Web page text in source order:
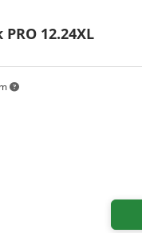
12.24XL